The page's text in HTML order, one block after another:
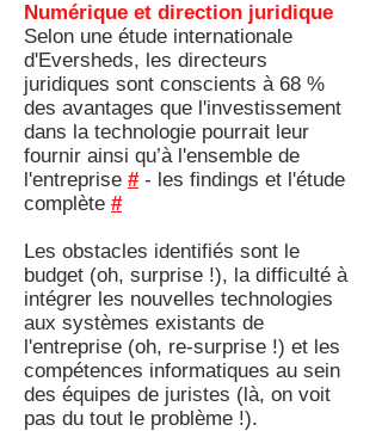
Numérique et direction juridique
Selon une étude internationale
d'Eversheds, les directeurs
juridiques sont conscients à 68 %
des avantages que l'investissement
dans la technologie pourrait leur
fournir ainsi qu’à l'ensemble de
l'entreprise #- les findings et l'étude
complète #
Les obstacles identifiés sont le
budget (oh, surprise !), la difficulté à
intégrer les nouvelles technologies
aux systèmes existants de
l'entreprise (oh, re-surprise !) et les
compétences informatiques au sein
des équipes de juristes (là, on voit
pas du tout le problème !).